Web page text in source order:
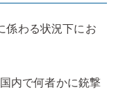
係わる状況下にお
内で何者かに銃撃